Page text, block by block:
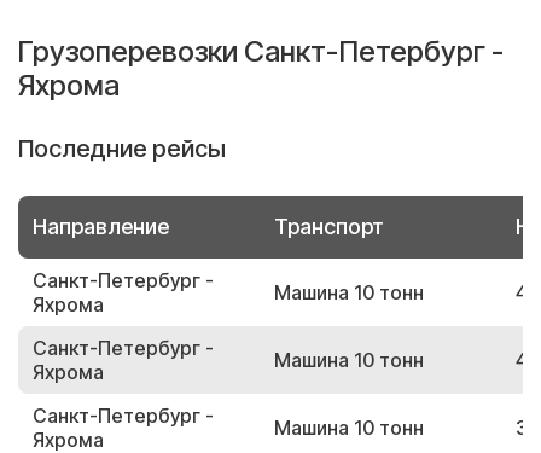
Грузоперевозки Санкт-Петербург -
Яхрома
Последние рейсы
Направление Транспорт
Санкт-Петербург -
Яхрома
Машина 10 тонн
Санкт-Петербург -
Яхрома
Машина 10 тонн
Санкт-Петербург -
Яхрома
Машина 10 тонн